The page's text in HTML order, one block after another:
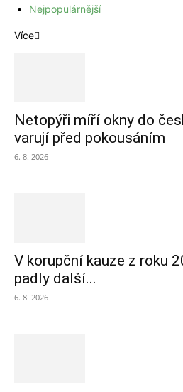
Nejpopulárnější
Více
Netopýři míří okny do
varují před pokousáním
6. 8. 2026
V korupční kauze z roku
padly další...
6. 8. 2026